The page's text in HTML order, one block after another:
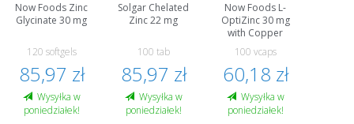
Now Foods Zinc
Glycinate 30 mg
120 softgels
85,97 zł
Wysyłka w
poniedziałek!
Solgar Chelated
Zinc 22 mg
100 tab
85,97 zł
Wysyłka w
poniedziałek!
Now Foods L-
OptiZinc 30 mg
with Copper
100 vcaps
60,18 zł
Wysyłka w
poniedziałek!